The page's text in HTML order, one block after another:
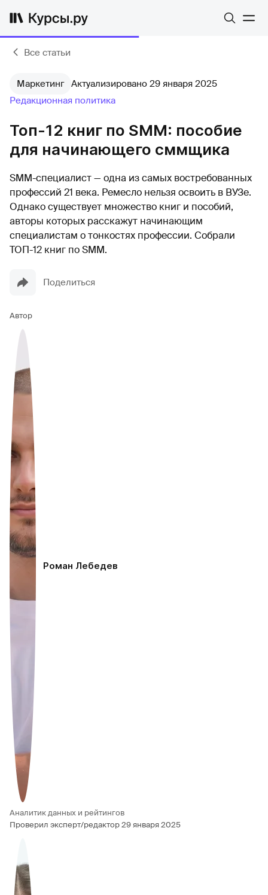
Все статьи
Маркетинг Актуализировано 29 января 2025
Редакционная политика
Топ-12 книг по SMM: пособие
для начинающего сммщика
SMM-специалист — одна из самых востребованных
профессий 21 века. Ремесло нельзя освоить в ВУЗе.
Однако существует множество книг и пособий,
авторы которых расскажут начинающим
специалистам о тонкостях профессии. Собрали
ТОП-12 книг по SMM.
Поделиться
Автор
Роман Лебедев
Аналитик данных и рейтингов
Проверил эксперт/редактор29 января 2025